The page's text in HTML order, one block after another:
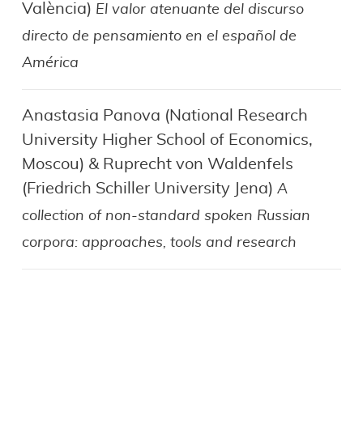
València) El valor atenuante del discurso
directo de pensamiento en el español de
América
Anastasia Panova (National Research
University Higher School of Economics,
Moscou) & Ruprecht von Waldenfels
(Friedrich Schiller University Jena) A
collection of non-standard spoken Russian
corpora: approaches, tools and research